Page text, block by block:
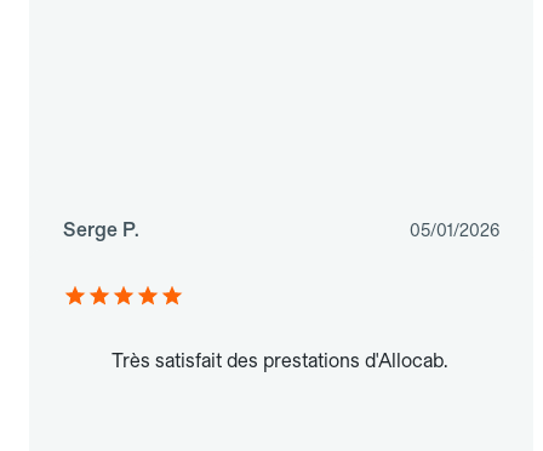
Serge P. 05/01/2026
Très satisfait des prestations d'Allocab.